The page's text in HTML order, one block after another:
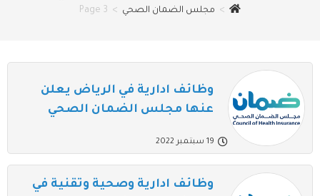
> مجلس الضمان الصحي >
Page 3
وظائف ادارية في الرياض يعلن
عنها مجلس الضمان الصحي
19 سبتمبر 2022
وظائف ادارية وصحية وتقنية في